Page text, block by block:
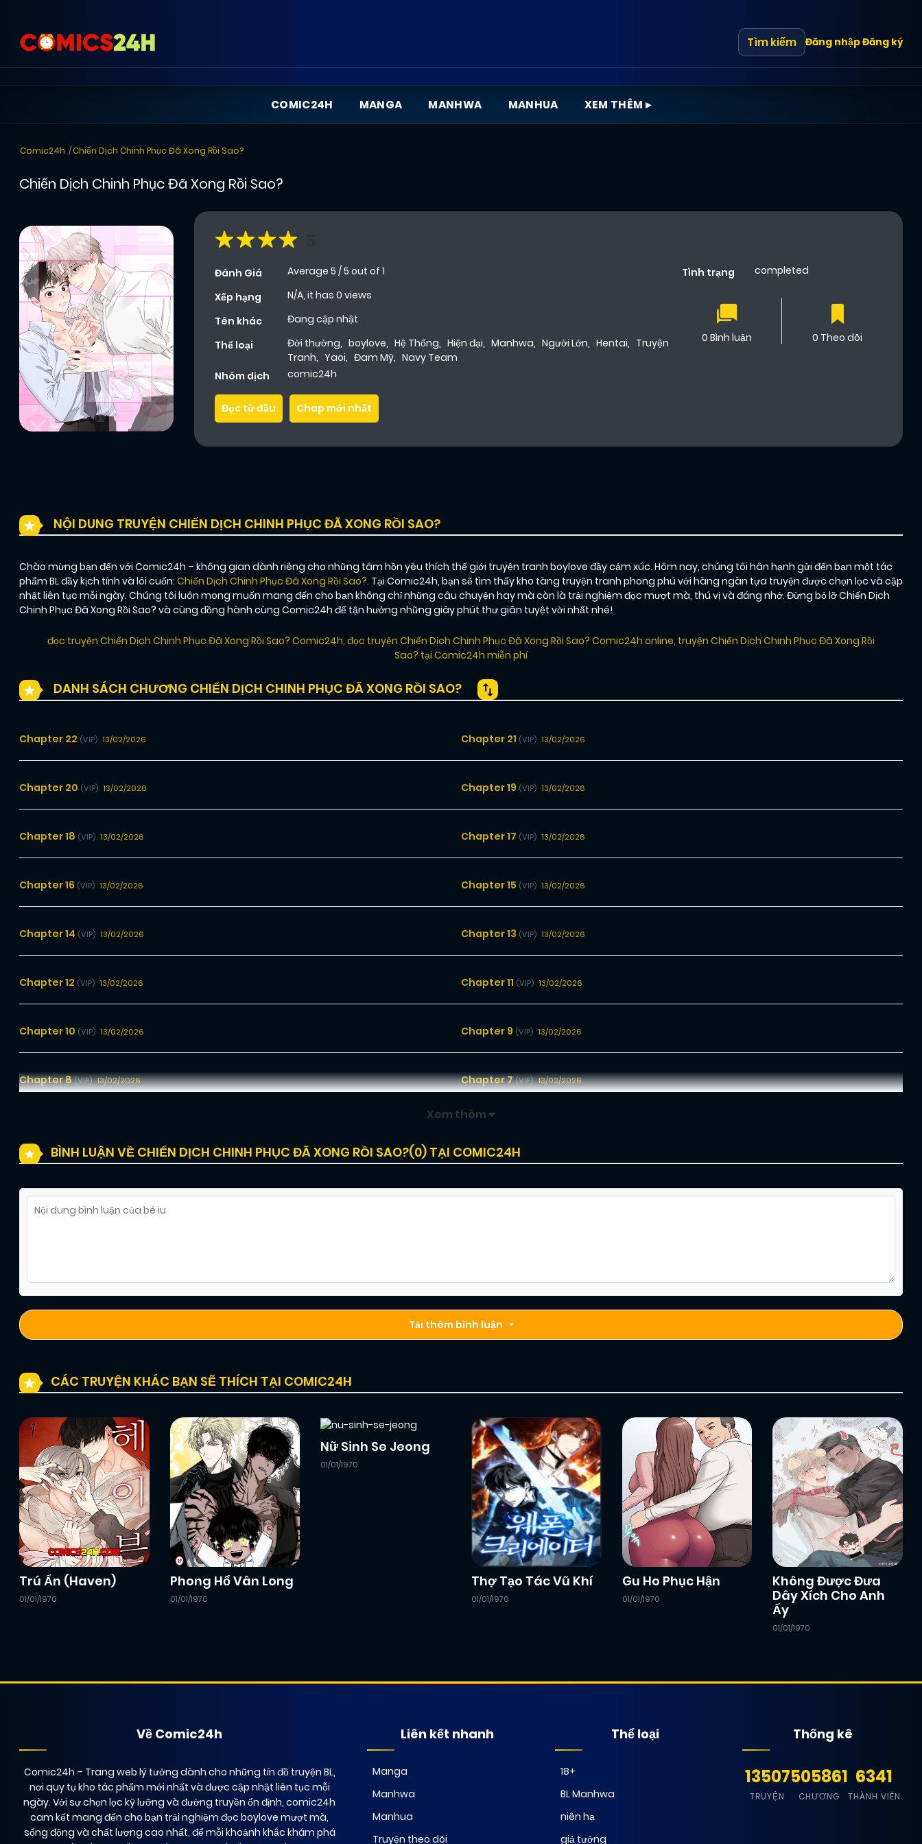
Tìm kiếm Đăng nhậpĐăng ký
COMIC24H MANGA MANHWA MANHUA XEM THÊM ▸
Comic24h Chiến Dịch Chinh Phục Đã Xong Rồi Sao?
Chiến Dịch Chinh Phục Đã Xong Rồi Sao?
Đánh Giá Average 5 /5 out of 1
Xếp hạng
N/A, it has 0 views
Tên khác
Đang cập nhật
Thể loại
Đời thường, boylove, Hệ Thống, Hiện đại, Manhwa, Người Lớn, Hentai, Truyện
Tranh, Yaoi, Đam Mỹ, Navy Team
Nhóm dịch
comic24h
Tình trạng completed
0 Bình luận 0 Theo dõi
Đọc từ đầu Chap mới nhất
NỘI DUNG TRUYỆN CHIẾN DỊCH CHINH PHỤC ĐÃ XONG RỒI SAO?
Chào mừng bạn đến với Comic24h – không gian dành riêng cho những tâm hồn yêu thích thế giới truyện tranh boylove đầy cảm xúc. Hôm nay, chúng tôi hân hạnh gửi đến bạn một tác
phẩm BL đầy kịch tính và lôi cuốn: Chiến Dịch Chinh Phục Đã Xong Rồi Sao?. Tại Comic24h, bạn sẽ tìm thấy kho tàng truyện tranh phong phú với hàng ngàn tựa truyện được chọn lọc và cập
nhật liên tục mỗi ngày. Chúng tôi luôn mong muốn mang đến cho bạn không chỉ những câu chuyện hay mà còn là trải nghiệm đọc mượt mà, thú vị và đáng nhớ. Đừng bỏ lỡ Chiến Dịch
Chinh Phục Đã Xong Rồi Sao? và cùng đồng hành cùng Comic24h để tận hưởng những giây phút thư giãn tuyệt vời nhất nhé!
đọc truyện Chiến Dịch Chinh Phục Đã Xong Rồi Sao? Comic24h, đọc truyện Chiến Dịch Chinh Phục Đã Xong Rồi Sao? Comic24h online, truyện Chiến Dịch Chinh Phục Đã Xong Rồi
Sao? tại Comic24h miễn phí
DANH SÁCH CHƯƠNG CHIẾN DỊCH CHINH PHỤC ĐÃ XONG RỒI SAO?
Chapter 22 (VIP) 13/02/2026 Chapter 21 (VIP) 13/02/2026
Chapter 20 (VIP) 13/02/2026 Chapter 19 (VIP) 13/02/2026
Chapter 18 (VIP) 13/02/2026 Chapter 17 (VIP) 13/02/2026
Chapter 16 (VIP) 13/02/2026 Chapter 15 (VIP) 13/02/2026
Chapter 14 (VIP) 13/02/2026 Chapter 13 (VIP) 13/02/2026
Chapter 12 (VIP) 13/02/2026 Chapter 11 (VIP) 13/02/2026
Chapter 10 (VIP) 13/02/2026 Chapter 9 (VIP) 13/02/2026
Chapter 8(VIP) 13/02/2026 Chapter 7(VIP) 13/02/2026
Xem thêm
BÌNH LUẬN VỀ CHIẾN DỊCH CHINH PHỤC ĐÃ XONG RỒI SAO?(0) TẠI COMIC24H
Tải thêm bình luận
CÁC TRUYỆN KHÁC BẠN SẼ THÍCH TẠI COMIC24H
Trú Ẩn (Haven)
01/01/1970
Phong Hổ Vân Long
01/01/1970
Nữ Sinh Se Jeong
01/01/1970
Thợ Tạo Tác Vũ Khí
01/01/1970
Gu Ho Phục Hận
01/01/1970
Không Được Đưa
Dây Xích Cho Anh
Ấy
01/01/1970
Về Comic24h
Comic24h – Trang web lý tưởng dành cho những tín đồ truyện BL,
nơi quy tụ kho tác phẩm mới nhất và được cập nhật liên tục mỗi
ngày. Với sự chọn lọc kỹ lưỡng và đường truyền ổn định, comic24h
cam kết mang đến cho bạn trải nghiệm đọc boylove mượt mà,
sống động và chất lượng cao nhất, để mỗi khoảnh khắc khám phá
Liên kết nhanh
Manga
Manhwa
Manhua
Truyện theo dõi
Thể loại
18+
BL Manhwa
niên hạ
giả tưởng
Thống kê
13507
TRUYỆN
505861
CHƯƠNG
6341
THÀNH VIÊN